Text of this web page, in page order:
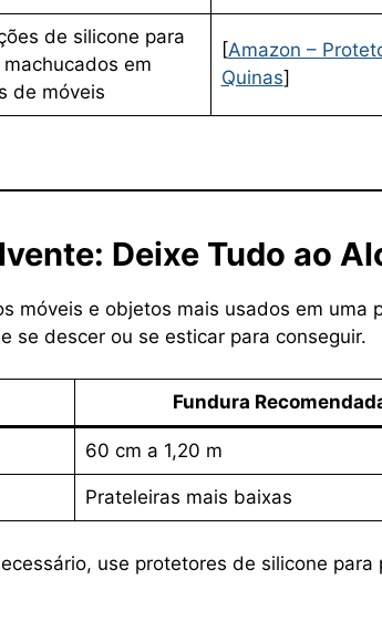
de silicone para
em
de móveis
[Amazon –
Quinas]
Deixe Tudo ao
móveis e objetos mais usados em uma
se descer ou se esticar para conseguir.
Fundura
60 cm a 1,20 m
Prateleiras mais baixas
use protetores de silicone para